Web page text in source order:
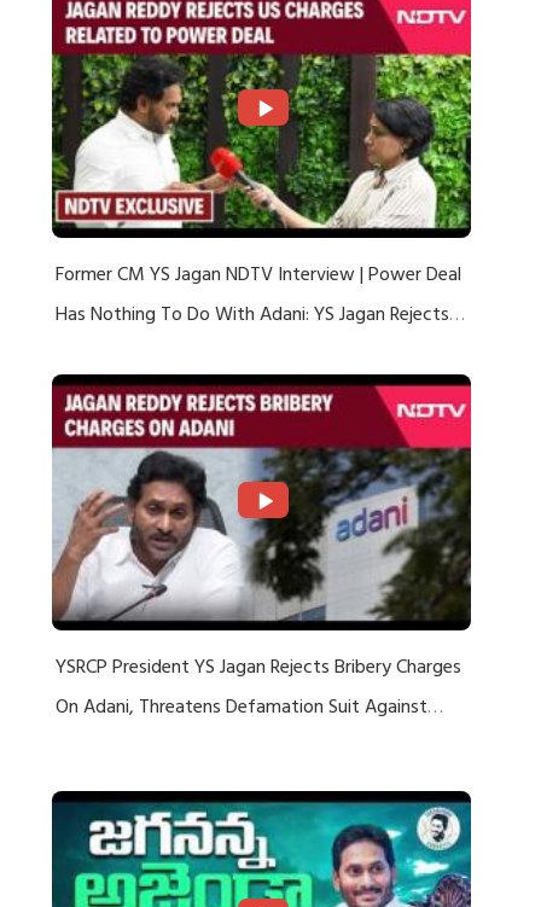
Former CM YS Jagan NDTV Interview | Power Deal
Has Nothing To Do With Adani: YS Jagan Rejects
YSRCP President YS Jagan Rejects Bribery Charges
On Adani, Threatens Defamation Suit Against